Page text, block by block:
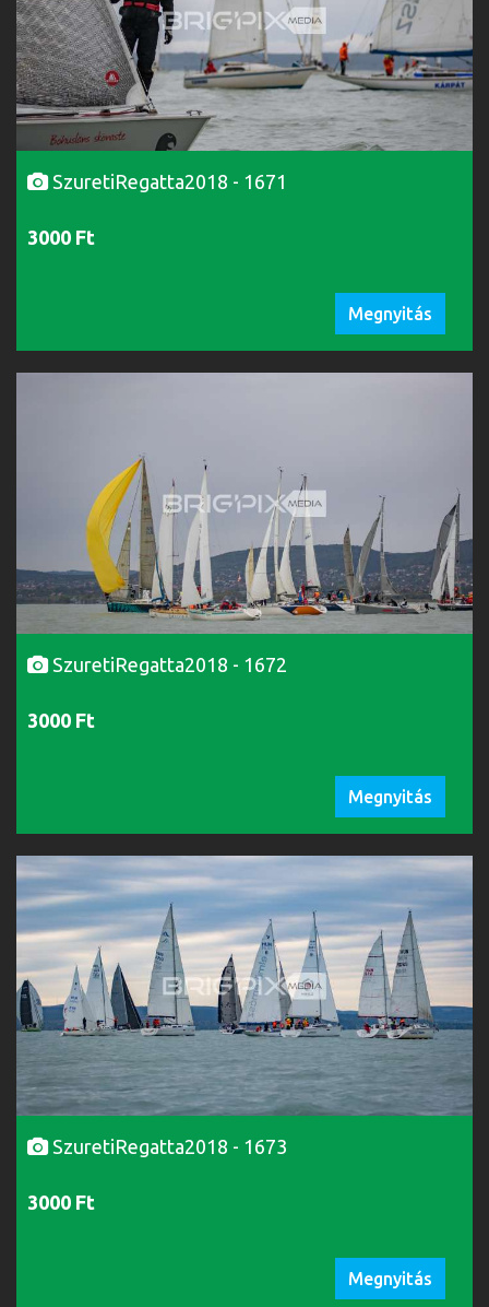
SzuretiRegatta2018 - 1671
3000 Ft
Megnyitás
SzuretiRegatta2018 - 1672
3000 Ft
Megnyitás
SzuretiRegatta2018 - 1673
3000 Ft
Megnyitás